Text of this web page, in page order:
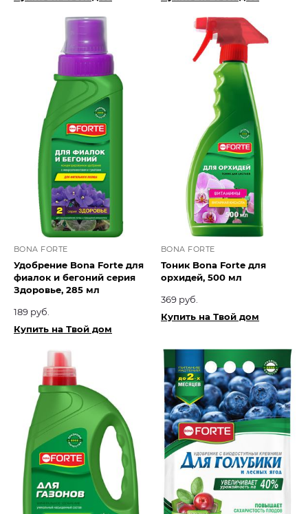
BONA FORTE
Удобрение Bona Forte для
фиалок и бегоний серия
Здоровье, 285 мл
189 руб.
Купить на Твой дом
BONA FORTE
Тоник Bona Forte для
орхидей, 500 мл
369 руб.
Купить на Твой дом